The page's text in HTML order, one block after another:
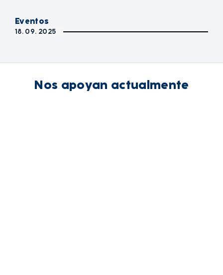
Eventos
18. 09. 2025
Nos apoyan actualmente